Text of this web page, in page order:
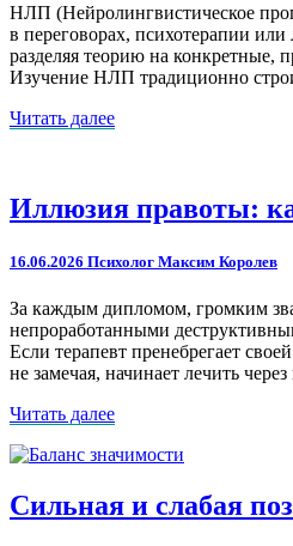
НЛП (Нейролингвистическое
в переговорах, психотерапии
разделяя теорию на конкретные,
Изучение НЛП традиционно
Читать далееЧитать
Иллюзия
правоты:
«слепая»
незаметно
разрушает
отношения
Иллюзия правоты:
16.06.2026 Психолог Максим Королев
За каждым дипломом, громким
непроработанными
Если терапевт пренебрегает
не замечая, начинает лечить
Читать далееЧитать
Сильная
и
Сильная и слабая